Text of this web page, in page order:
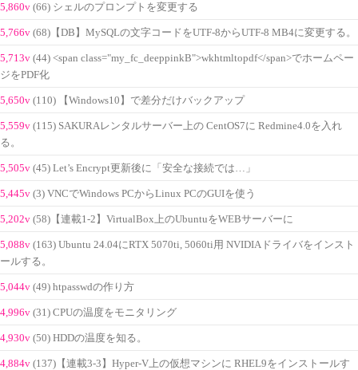
5,860v (66) シェルのプロンプトを変更する
5,766v (68)【DB】MySQLの文字コードをUTF-8からUTF-8 MB4に変更する。
5,713v (44) <span class="my_fc_deeppinkB">wkhtmltopdf</span>でホームペー
ジをPDF化
5,650v (110) 【Windows10】で差分だけバックアップ
5,559v (115) SAKURAレンタルサーバー上の CentOS7に Redmine4.0を入れ
る。
5,505v (45) Let’s Encrypt更新後に「安全な接続では…」
5,445v (3) VNCでWindows PCからLinux PCのGUIを使う
5,202v (58)【連載1-2】VirtualBox上のUbuntuをWEBサーバーに
5,088v (163) Ubuntu 24.04にRTX 5070ti, 5060ti用 NVIDIAドライバをインスト
ールする。
5,044v (49) htpasswdの作り方
4,996v (31) CPUの温度をモニタリング
4,930v (50) HDDの温度を知る。
4,884v (137)【連載3-3】Hyper-V上の仮想マシンに RHEL9をインストールす